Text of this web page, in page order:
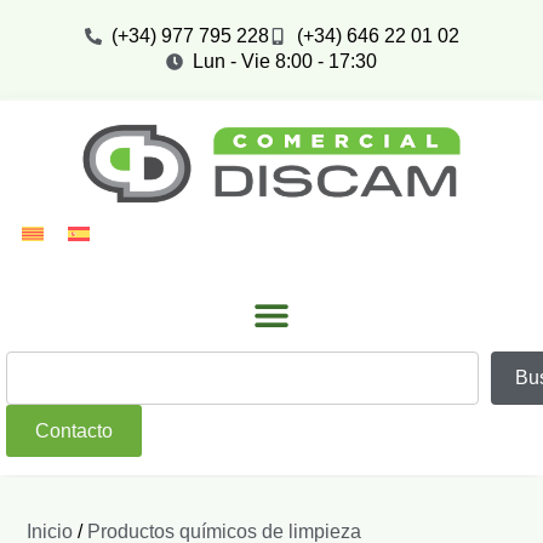
(+34) 977 795 228
(+34) 646 22 01 02
Lun - Vie 8:00 - 17:30
Contacto
Inicio / Productos químicos de limpieza